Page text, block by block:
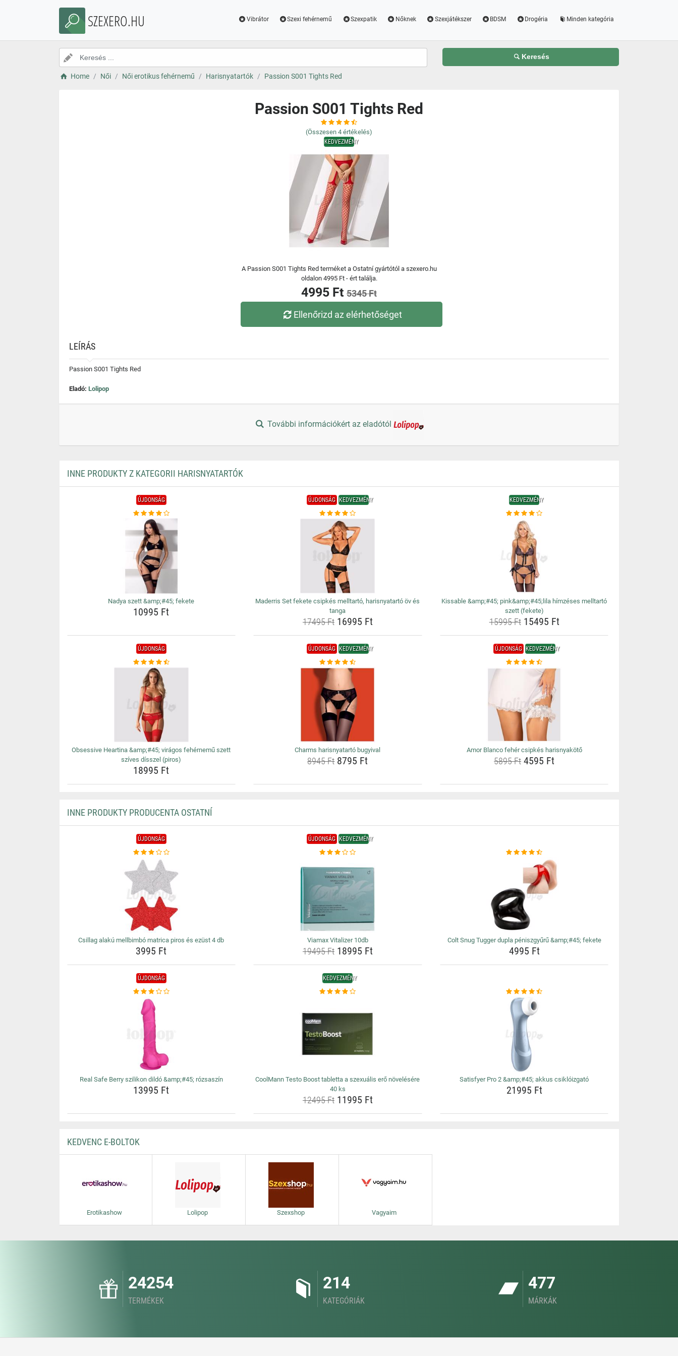
SZEXERO.HU Vibrátor Szexi fehérnemű Szexpatik Nőknek Szexjátékszer BDSM Drogéria Minden kategória
Keresés
Home Női Női erotikus fehérnemű Harisnyatartók Passion S001 Tights Red
Passion S001 Tights Red
(Összesen 4 értékelés)
KEDVEZMÉNY
A Passion S001 Tights Red terméket a Ostatní gyártótól a szexero.hu
oldalon 4995 Ft - ért találja.
4995 Ft 5345 Ft
Ellenőrizd az elérhetőséget
LEÍRÁS
Passion S001 Tights Red
Eladó: Lolipop
További információkért az eladótól
INNE PRODUKTY Z KATEGORII HARISNYATARTÓK
ÚJDONSÁG
Nadya szett &amp;#45; fekete
10995 Ft
ÚJDONSÁG KEDVEZMÉNY
Maderris Set fekete csipkés melltartó, harisnyatartó öv és
tanga
17495 Ft16995 Ft
KEDVEZMÉNY
Kissable &amp;#45; pink&amp;#45;lila hímzéses melltartó
szett (fekete)
15995 Ft15495 Ft
ÚJDONSÁG
Obsessive Heartina &amp;#45; virágos fehérnemű szett
szíves dísszel (piros)
18995 Ft
ÚJDONSÁG KEDVEZMÉNY
Charms harisnyatartó bugyival
8945 Ft8795 Ft
ÚJDONSÁG KEDVEZMÉNY
Amor Blanco fehér csipkés harisnyakötő
5895 Ft 4595 Ft
INNE PRODUKTY PRODUCENTA OSTATNÍ
ÚJDONSÁG
Csillag alakú mellbimbó matrica piros és ezüst 4 db
3995 Ft
ÚJDONSÁG KEDVEZMÉNY
Viamax Vitalizer 10db
19495 Ft18995 Ft
Colt Snug Tugger dupla péniszgyűrű &amp;#45; fekete
4995 Ft
ÚJDONSÁG
Real Safe Berry szilikon dildó &amp;#45; rózsaszín
13995 Ft
KEDVEZMÉNY
CoolMann Testo Boost tabletta a szexuális erő növelésére
40 ks
12495 Ft11995 Ft
Satisfyer Pro 2 &amp;#45; akkus csiklóizgató
21995 Ft
KEDVENC E-BOLTOK
Erotikashow Lolipop Szexshop Vagyaim
24254
TERMÉKEK
214
KATEGÓRIÁK
477
MÁRKÁK